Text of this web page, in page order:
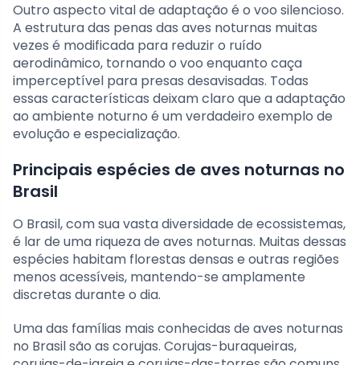
Outro aspecto vital de adaptação é o voo silencioso.
A estrutura das penas das aves noturnas muitas
vezes é modificada para reduzir o ruído
aerodinâmico, tornando o voo enquanto caça
imperceptível para presas desavisadas. Todas
essas características deixam claro que a adaptação
ao ambiente noturno é um verdadeiro exemplo de
evolução e especialização.
Principais espécies de aves noturnas no
Brasil
O Brasil, com sua vasta diversidade de ecossistemas,
é lar de uma riqueza de aves noturnas. Muitas dessas
espécies habitam florestas densas e outras regiões
menos acessíveis, mantendo-se amplamente
discretas durante o dia.
Uma das famílias mais conhecidas de aves noturnas
no Brasil são as corujas. Corujas-buraqueiras,